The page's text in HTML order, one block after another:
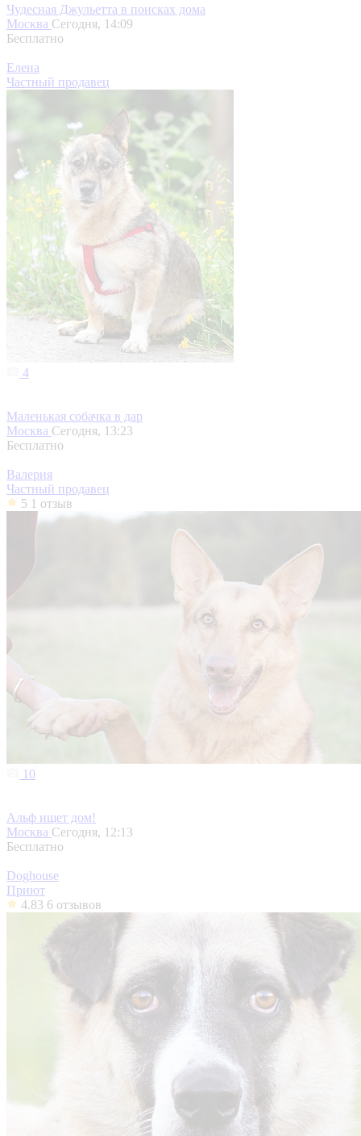
Чудесная Джульетта в поисках дома
Москва Сегодня, 14:09
Бесплатно
Елена
Частный продавец
4
Маленькая собачка в дар
Москва Сегодня, 13:23
Бесплатно
Валерия
Частный продавец
5 1 отзыв
10
Альф ищет дом!
Москва Сегодня, 12:13
Бесплатно
Doghouse
Приют
4.83 6 отзывов